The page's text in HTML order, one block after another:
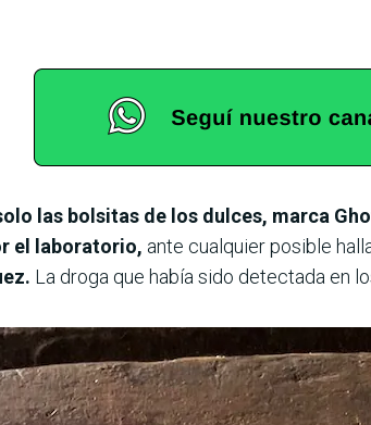
las bolsitas de los dulces, marca
el laboratorio, ante cualquier posible
La droga que había sido detectada en